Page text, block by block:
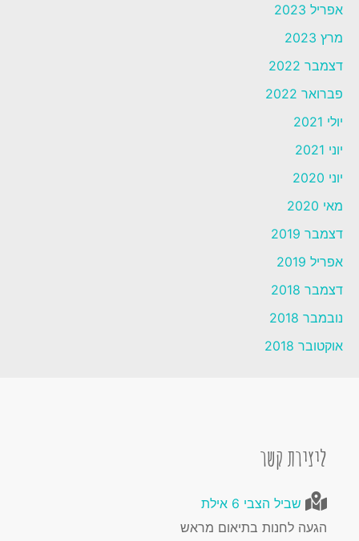
אפריל 2023
מרץ 2023
דצמבר 2022
פברואר 2022
יולי 2021
יוני 2021
יוני 2020
מאי 2020
דצמבר 2019
אפריל 2019
דצמבר 2018
נובמבר 2018
אוקטובר 2018
ליצירת קשר
שביל הצבי 6 אילת
הגעה לחנות בתיאום מראש